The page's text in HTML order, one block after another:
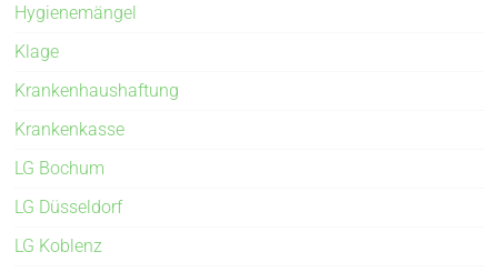
Hygienemängel
Klage
Krankenhaushaftung
Krankenkasse
LG Bochum
LG Düsseldorf
LG Koblenz